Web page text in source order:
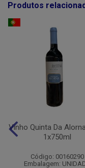
Produtos
Vinho Quinta Da
1x750ml
Código: 00160290
Embalagem: